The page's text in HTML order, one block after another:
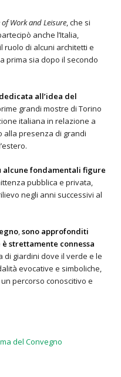
Work and Leisure, che si
anche l’Italia,
ruolo di alcuni architetti e
prima sia dopo il secondo
dedicata all’idea del
grandi mostre di Torino
italiana in relazione a
alla presenza di grandi
alcune fondamentali figure
pubblica e privata,
negli anni successivi al
,sono approfonditi
strettamente connessa
di giardini dove il verde e le
evocative e simboliche,
percorso conoscitivo e
del Convegno